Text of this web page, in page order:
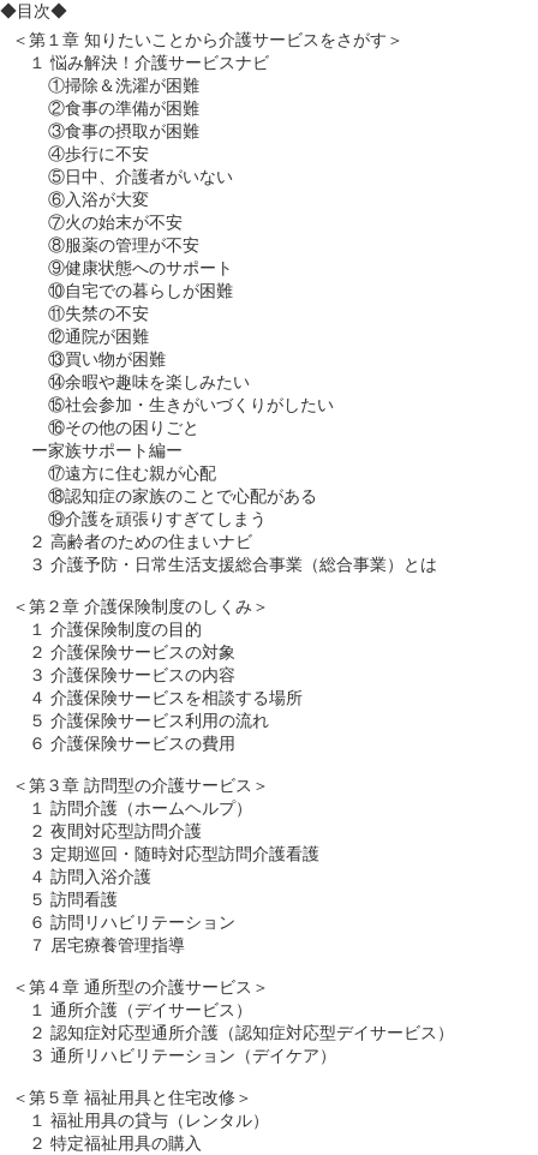
◆目次◆
＜第１章 知りたいことから介護サービスをさがす＞
１ 悩み解決！介護サービスナビ
２ 高齢者のための住まいナビ
３ 介護予防・日常生活支援総合事業（総合事業）とは
＜第２章 介護保険制度のしくみ＞
１ 介護保険制度の目的
２ 介護保険サービスの対象
３ 介護保険サービスの内容
４ 介護保険サービスを相談する場所
５ 介護保険サービス利用の流れ
６ 介護保険サービスの費用
＜第３章 訪問型の介護サービス＞
１ 訪問介護（ホームヘルプ）
２ 夜間対応型訪問介護
３ 定期巡回・随時対応型訪問介護看護
４ 訪問入浴介護
５ 訪問看護
６ 訪問リハビリテーション
７ 居宅療養管理指導
＜第４章 通所型の介護サービス＞
１ 通所介護（デイサービス）
２ 認知症対応型通所介護（認知症対応型デイサービス）
３ 通所リハビリテーション（デイケア）
＜第５章 福祉用具と住宅改修＞
１ 福祉用具の貸与（レンタル）
２ 特定福祉用具の購入